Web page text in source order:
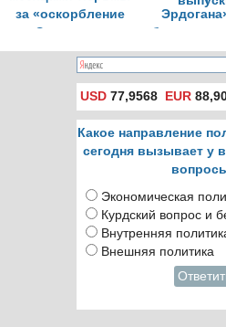
за «оскорбление
Эрдогана»
баннеров
USD 77,9568 EUR
Какое направление
сегодня вызывает у
Экономическая
Курдский вопрос и
Внутренняя
Внешняя политика